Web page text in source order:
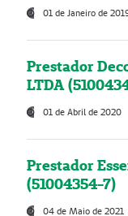
01 de Janeiro de
Prestador
LTDA
01 de Abril de 2020
Prestador
(51004354-7)
04 de Maio de 2021